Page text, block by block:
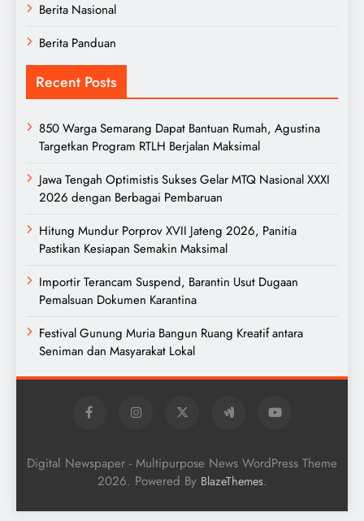
Berita Nasional
Berita Panduan
Recent Posts
850 Warga Semarang Dapat Bantuan Rumah, Agustina
Targetkan Program RTLH Berjalan Maksimal
Jawa Tengah Optimistis Sukses Gelar MTQ Nasional XXXI
2026 dengan Berbagai Pembaruan
Hitung Mundur Porprov XVII Jateng 2026, Panitia
Pastikan Kesiapan Semakin Maksimal
Importir Terancam Suspend, Barantin Usut Dugaan
Pemalsuan Dokumen Karantina
Festival Gunung Muria Bangun Ruang Kreatif antara
Seniman dan Masyarakat Lokal
Digital Newspaper - Multipurpose News WordPress Theme
2026. Powered By BlazeThemes.